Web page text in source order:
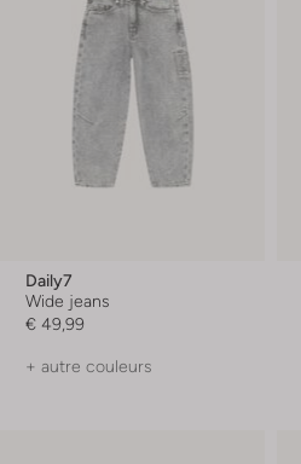
Daily7
Wide jeans
€ 49,99
+ autre couleurs